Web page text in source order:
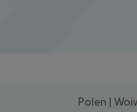
Polen |